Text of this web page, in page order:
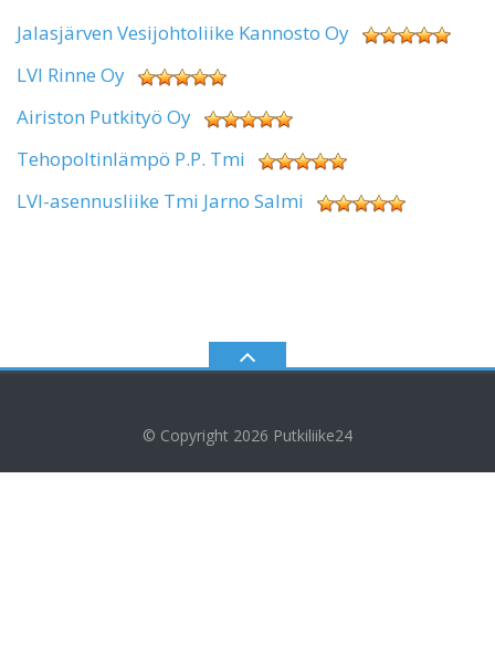
Jalasjärven Vesijohtoliike Kannosto Oy
LVI Rinne Oy
Airiston Putkityö Oy
Tehopoltinlämpö P.P. Tmi
LVI-asennusliike Tmi Jarno Salmi
© Copyright 2026 Putkiliike24